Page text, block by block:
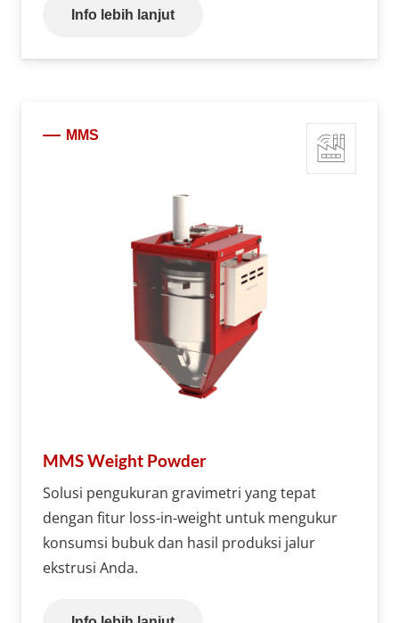
Info lebih lanjut
MMS
MMS Weight Powder
Solusi pengukuran gravimetri yang tepat
dengan fitur loss-in-weight untuk mengukur
konsumsi bubuk dan hasil produksi jalur
ekstrusi Anda.